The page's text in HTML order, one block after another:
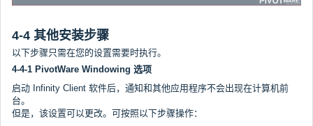
4-4 其他安装步骤
以下步骤只需在您的设置需要时执行。
4-4-1 PivotWare Windowing 选项
启动 Infinity Client 软件后，通知和其他应用程序不会出现在计算机前
台。
但是，该设置可以更改。可按照以下步骤操作：